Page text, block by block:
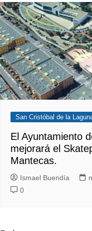
San Cristóbal de la
El Ayuntamiento
mejorará el
Mantecas.
Ismael Buendía
0